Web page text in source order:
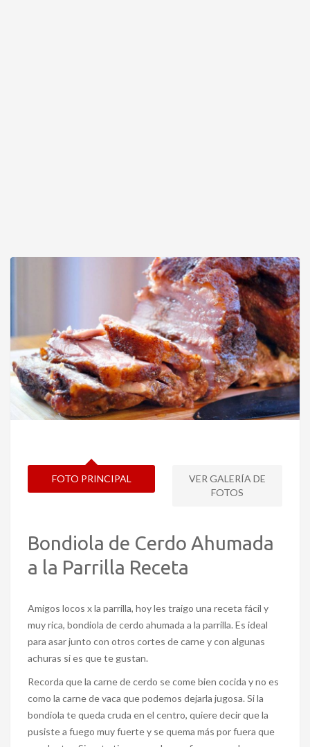
FOTO PRINCIPAL
VER GALERÍA DE
FOTOS
Bondiola de Cerdo Ahumada
a la Parrilla Receta
Amigos locos x la parrilla, hoy les traigo una receta fácil y
muy rica, bondiola de cerdo ahumada a la parrilla. Es ideal
para asar junto con otros cortes de carne y con algunas
achuras si es que te gustan.
Recorda que la carne de cerdo se come bien cocida y no es
como la carne de vaca que podemos dejarla jugosa. Si la
bondiola te queda cruda en el centro, quiere decir que la
pusiste a fuego muy fuerte y se quema más por fuera que